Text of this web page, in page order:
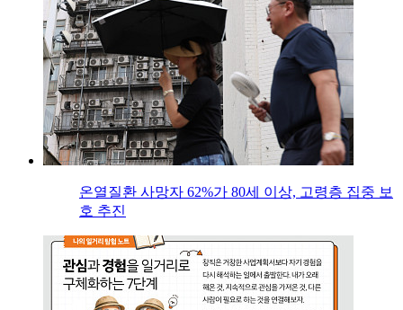
온열질환 사망자 62%가 80세 이상, 고령층 집중 보
호 추진